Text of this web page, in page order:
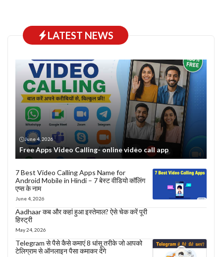
LATEST NEWS
June 4, 2026
Free Apps Video Calling- online video call app
7 Best Video Calling Apps Name for
Android Mobile in Hindi – 7 बेस्ट वीडियो कॉलिंग
एप्स के नाम
June 4, 2026
Aadhaar कब और कहां हुआ इस्तेमाल? ऐसे चेक करें पूरी
हिस्ट्री
May 24, 2026
Telegram से पैसे कैसे कमाएं 8 धांसू तरीके जो आपको
टेलिग्राम से ऑनलाइन पैसा कमाकर देंगे